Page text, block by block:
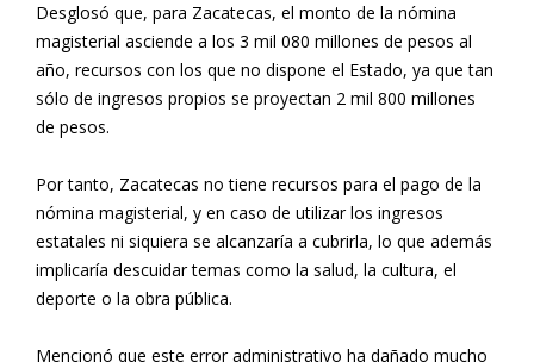
Desglosó que, para Zacatecas, el monto de la nómina
magisterial asciende a los 3 mil 080 millones de pesos al
año, recursos con los que no dispone el Estado, ya que tan
sólo de ingresos propios se proyectan 2 mil 800 millones
de pesos.
Por tanto, Zacatecas no tiene recursos para el pago de la
nómina magisterial, y en caso de utilizar los ingresos
estatales ni siquiera se alcanzaría a cubrirla, lo que además
implicaría descuidar temas como la salud, la cultura, el
deporte o la obra pública.
Mencionó que este error administrativo ha dañado mucho